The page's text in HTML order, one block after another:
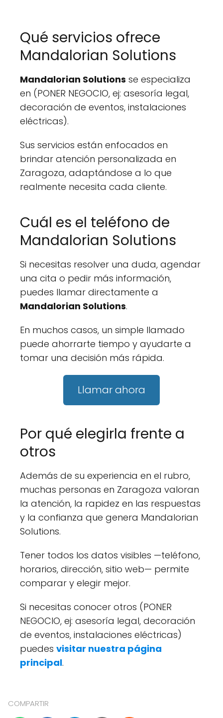
Qué servicios ofrece
Mandalorian Solutions
Mandalorian Solutions se especializa
en (PONER NEGOCIO, ej: asesoría legal,
decoración de eventos, instalaciones
eléctricas).
Sus servicios están enfocados en
brindar atención personalizada en
Zaragoza, adaptándose a lo que
realmente necesita cada cliente.
Cuál es el teléfono de
Mandalorian Solutions
Si necesitas resolver una duda, agendar
una cita o pedir más información,
puedes llamar directamente a
Mandalorian Solutions.
En muchos casos, un simple llamado
puede ahorrarte tiempo y ayudarte a
tomar una decisión más rápida.
Llamar ahora
Por qué elegirla frente a
otros
Además de su experiencia en el rubro,
muchas personas en Zaragoza valoran
la atención, la rapidez en las respuestas
y la confianza que genera Mandalorian
Solutions.
Tener todos los datos visibles —teléfono,
horarios, dirección, sitio web— permite
comparar y elegir mejor.
Si necesitas conocer otros (PONER
NEGOCIO, ej: asesoría legal, decoración
de eventos, instalaciones eléctricas)
puedes visitar nuestra página
principal.
COMPARTIR